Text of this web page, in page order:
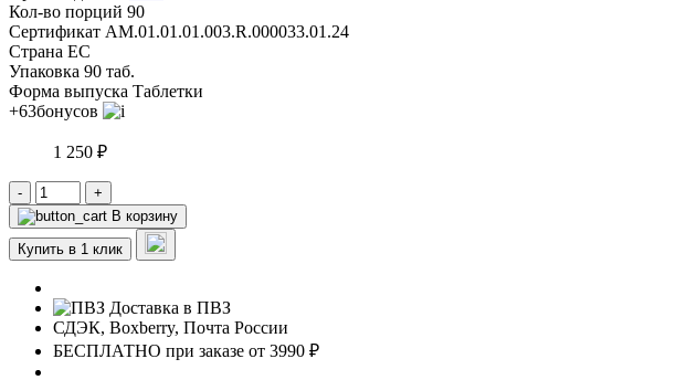
Кол-во порций 90
Сертификат AM.01.01.01.003.R.000033.01.24
Страна ЕС
Упаковка 90 таб.
Форма выпуска Таблетки
+63бонусов
1 250 ₽
-
+
В корзину
Купить в 1 клик
Доставка в ПВЗ
СДЭК, Boxberry, Почта России
БЕСПЛАТНО при заказе от 3990 ₽